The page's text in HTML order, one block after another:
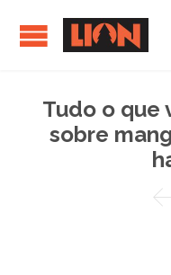
Tudo o que
sobre
